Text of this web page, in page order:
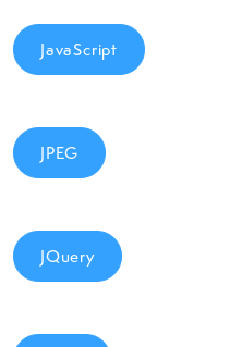
JavaScript
JPEG
JQuery